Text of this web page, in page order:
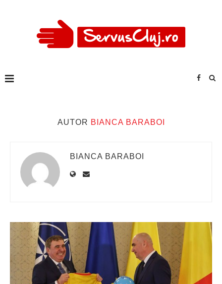
AUTOR BIANCA BARABOI
BIANCA BARABOI